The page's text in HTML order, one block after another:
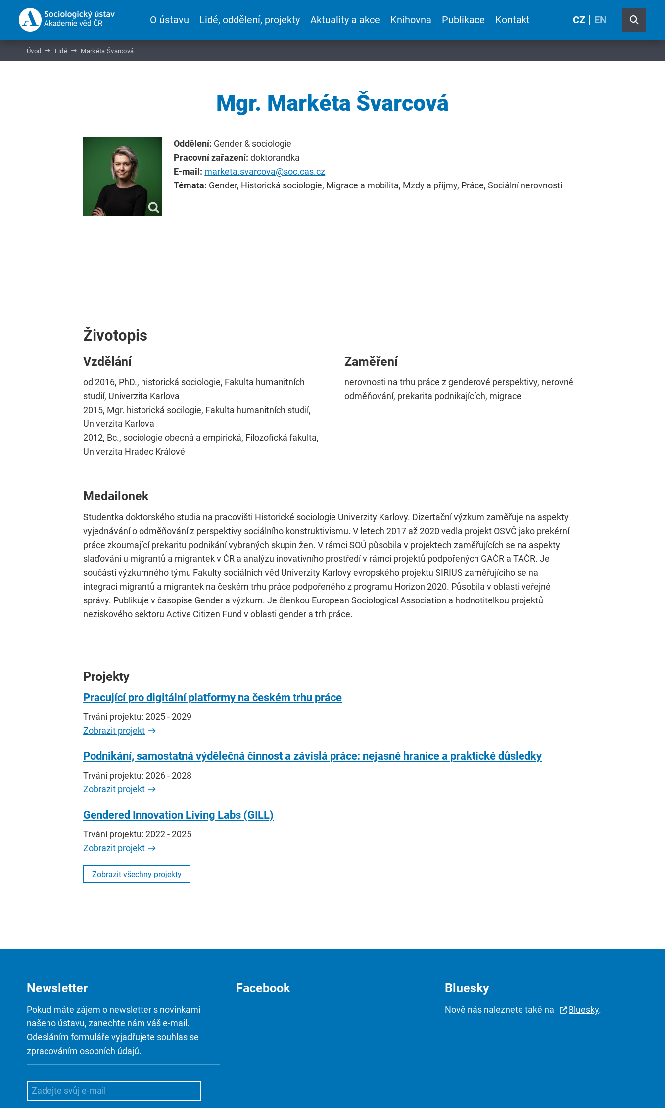
O ústavu Lidé, oddělení, projekty Aktuality a akce Knihovna Publikace Kontakt CZ EN
Úvod Lidé Markéta Švarcová
Mgr. Markéta Švarcová
Oddělení: Gender & sociologie
Pracovní zařazení:doktorandka
E-mail: marketa.svarcova@soc.cas.cz
Témata: Gender, Historická sociologie, Migrace a mobilita, Mzdy a příjmy, Práce, Sociální nerovnosti
Životopis
Vzdělání
od 2016, PhD., historická sociologie, Fakulta humanitních
studií, Univerzita Karlova
2015, Mgr. historická socilogie, Fakulta humanitních studií,
Univerzita Karlova
2012, Bc., sociologie obecná a empirická, Filozofická fakulta,
Univerzita Hradec Králové
Zaměření
nerovnosti na trhu práce z genderové perspektivy, nerovné
odměňování, prekarita podnikajících, migrace
Medailonek
Studentka doktorského studia na pracovišti Historické sociologie Univerzity Karlovy. Dizertační výzkum zaměřuje na aspekty
vyjednávání o odměňování z perspektivy sociálního konstruktivismu. V letech 2017 až 2020 vedla projekt OSVČ jako prekérní
práce zkoumající prekaritu podnikání vybraných skupin žen. V rámci SOÚ působila v projektech zaměřujících se na aspekty
slaďování u migrantů a migrantek v ČR a analýzu inovativního prostředí v rámci projektů podpořených GAČR a TAČR. Je
součástí výzkumného týmu Fakulty sociálních věd Univerzity Karlovy evropského projektu SIRIUS zaměřujícího se na
integraci migrantů a migrantek na českém trhu práce podpořeného z programu Horizon 2020. Působila v oblasti veřejné
správy. Publikuje v časopise Gender a výzkum. Je členkou European Sociological Association a hodnotitelkou projektů
neziskového sektoru Active Citizen Fund v oblasti gender a trh práce.
Projekty
Pracující pro digitální platformy na českém trhu práce
Trvání projektu: 2025 - 2029
Zobrazit projekt
Podnikání, samostatná výdělečná činnost a závislá práce: nejasné hranice a praktické důsledky
Trvání projektu: 2026 - 2028
Zobrazit projekt
Gendered Innovation Living Labs (GILL)
Trvání projektu: 2022 - 2025
Zobrazit projekt
Zobrazit všechny projekty
Newsletter
Pokud máte zájem o newsletter s novinkami
našeho ústavu, zanechte nám váš e-mail.
Odesláním formuláře vyjadřujete souhlas se
zpracováním osobních údajů.
Facebook Bluesky
Nově nás naleznete také na Bluesky.